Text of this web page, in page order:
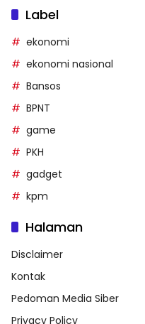
Label
ekonomi
ekonomi nasional
Bansos
BPNT
game
PKH
gadget
kpm
Halaman
Disclaimer
Kontak
Pedoman Media Siber
Privacy Policy